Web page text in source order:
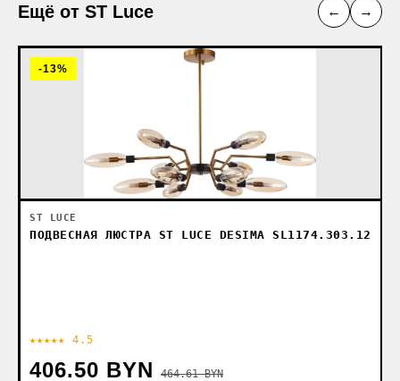
Ещё от ST Luce ← →
-13%
ST LUCE
ПОДВЕСНАЯ ЛЮСТРА ST LUCE DESIMA SL1174.303.12
★★★★★ 4.5
406.50 BYN 464.61 BYN